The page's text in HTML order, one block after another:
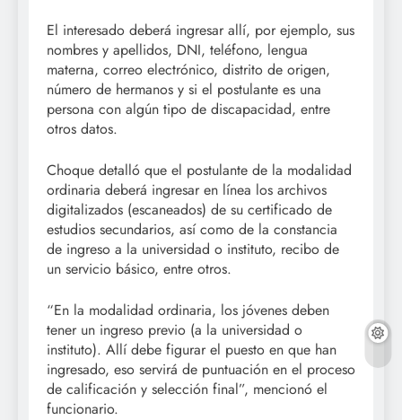
El interesado deberá ingresar allí, por ejemplo, sus
nombres y apellidos, DNI, teléfono, lengua
materna, correo electrónico, distrito de origen,
número de hermanos y si el postulante es una
persona con algún tipo de discapacidad, entre
otros datos.
Choque detalló que el postulante de la modalidad
ordinaria deberá ingresar en línea los archivos
digitalizados (escaneados) de su certificado de
estudios secundarios, así como de la constancia
de ingreso a la universidad o instituto, recibo de
un servicio básico, entre otros.
“En la modalidad ordinaria, los jóvenes deben
tener un ingreso previo (a la universidad o
instituto). Allí debe figurar el puesto en que han
ingresado, eso servirá de puntuación en el proceso
de calificación y selección final”, mencionó el
funcionario.